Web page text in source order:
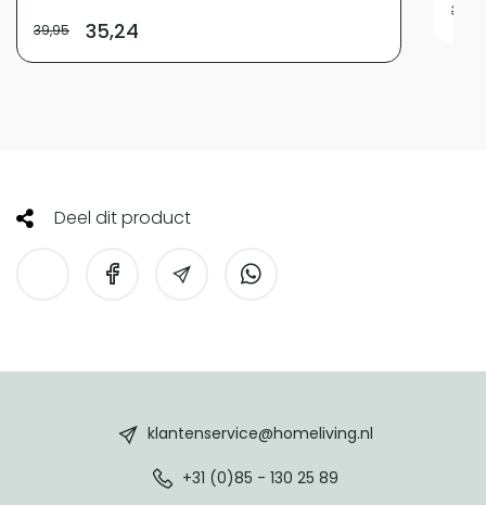
39,95 35,24
Deel dit product
klantenservice@homeliving.nl
+31 (0)85 - 130 25 89